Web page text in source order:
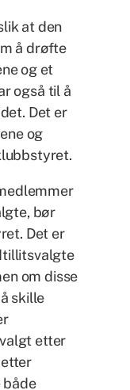
at den
å drøfte
og et
også til å
Det er
og
bør
Det er
om disse
skille
etter
både